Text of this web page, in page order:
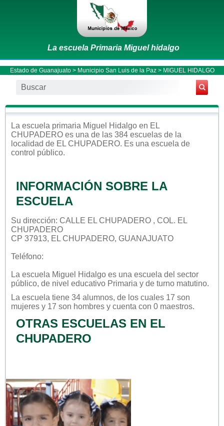
La escuela Primaria Miguel hidalgo
Estado de Guanajuato> Municipio San Luis de la Paz> MIGUEL HIDALGO
La escuela primaria Miguel Hidalgo en EL
CHUPADERO es una de las 384 escuelas de la
localidad de EL CHUPADERO. Es una escuela de
control público.
INFORMACIÓN SOBRE LA
ESCUELA
Su dirección: CALLE EL CHUPADERO , COL. EL
CHUPADERO
CP 37913, EL CHUPADERO, GUANAJUATO
Teléfono:
La escuela Miguel Hidalgo es una escuela del sector
público, de nivel educativo Primaria y de turno matutino.
La escuela tiene 34 alumnos, de los cuales 17 son
mujeres y 17 son hombres y cuenta con 0 maestros.
OTRAS ESCUELAS EN EL
CHUPADERO